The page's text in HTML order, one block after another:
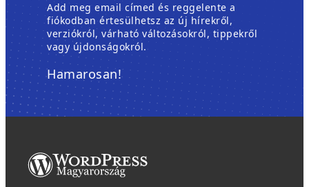
Add meg email címed és reggelente a
fiókodban értesülhetsz az új hírekről,
verziókról, várható változásokról, tippekről
vagy újdonságokról.
Hamarosan!